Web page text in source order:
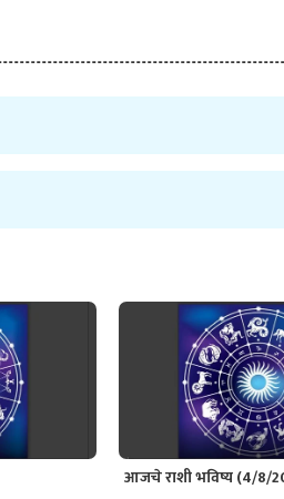
आजचे राशी भविष्य (4/8/